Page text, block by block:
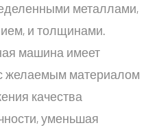
металлами,
и толщинами.
машина имеет
желаемым материалом
качества
уменьшая